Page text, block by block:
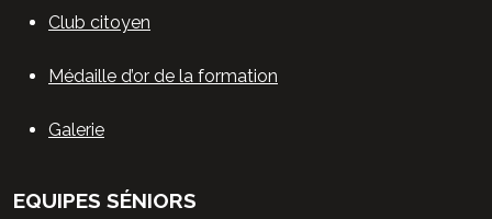
Club citoyen
Médaille d’or de la formation
Galerie
EQUIPES SÉNIORS